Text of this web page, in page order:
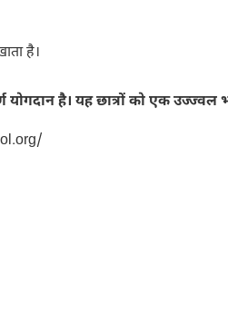
है।
है। यह छात्रों को एक उज्ज्वल